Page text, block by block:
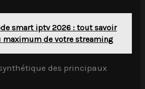
smart iptv 2026 : tout savoir
maximum de votre streaming
des principaux